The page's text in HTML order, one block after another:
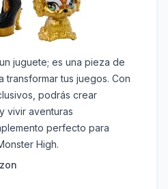
juguete; es una pieza de
transformar tus juegos. Con
podrás crear
vivir aventuras
perfecto para
High.